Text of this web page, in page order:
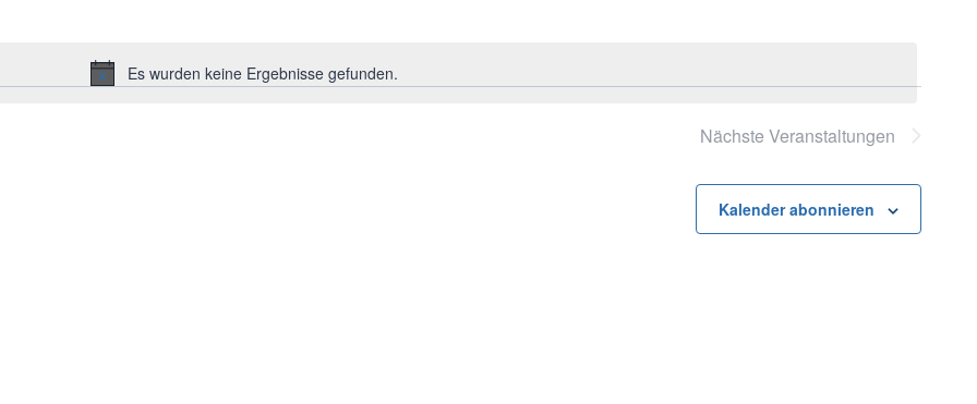
Hinweis
Es wurden keine Ergebnisse gefunden.
Nächste Veranstaltungen
Kalender abonnieren